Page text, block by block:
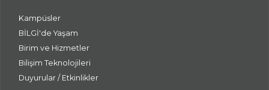
Kampüsler
BİLGİ'de Yaşam
Birim ve Hizmetler
Bilişim Teknolojileri
Duyurular / Etkinlikler